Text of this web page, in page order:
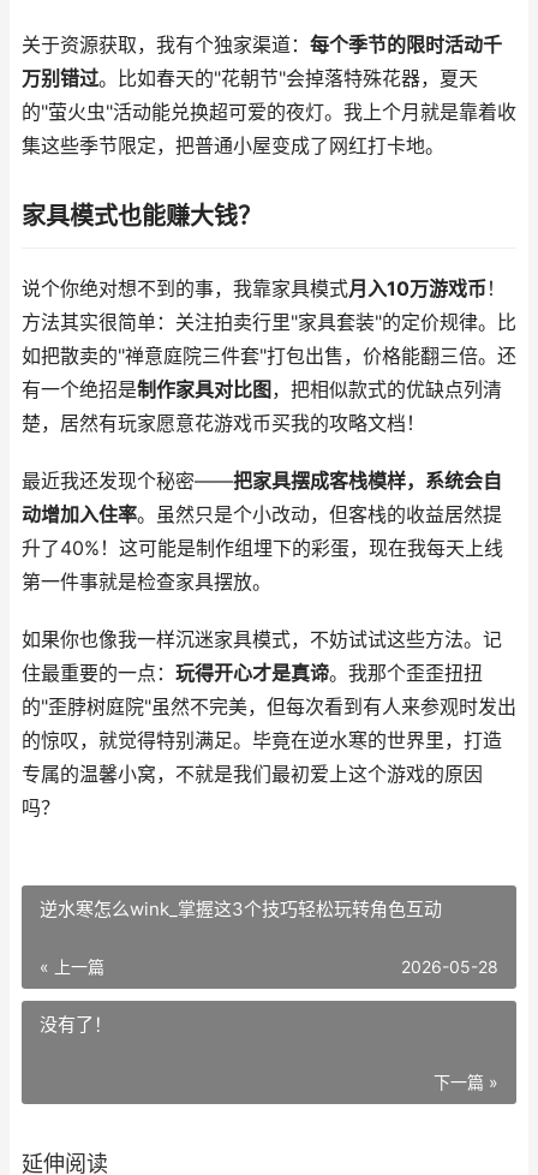
关于资源获取，我有个独家渠道： 每个季节的限时活动千
万别错过。比如春天的"花朝节"会掉落特殊花器，夏天
的"萤火虫"活动能兑换超可爱的夜灯。我上个月就是靠着收
集这些季节限定，把普通小屋变成了网红打卡地。
家具模式也能赚大钱？
说个你绝对想不到的事，我靠家具模式月入10万游戏币！
方法其实很简单：关注拍卖行里"家具套装"的定价规律。比
如把散卖的"禅意庭院三件套"打包出售，价格能翻三倍。还
有一个绝招是制作家具对比图 ，把相似款式的优缺点列清
楚，居然有玩家愿意花游戏币买我的攻略文档！
最近我还发现个秘密——把家具摆成客栈模样，系统会自
动增加入住率。虽然只是个小改动，但客栈的收益居然提
升了40%！这可能是制作组埋下的彩蛋，现在我每天上线
第一件事就是检查家具摆放。
如果你也像我一样沉迷家具模式，不妨试试这些方法。记
住最重要的一点： 玩得开心才是真谛。我那个歪歪扭扭
的"歪脖树庭院"虽然不完美，但每次看到有人来参观时发出
的惊叹，就觉得特别满足。毕竟在逆水寒的世界里，打造
专属的温馨小窝，不就是我们最初爱上这个游戏的原因
吗？
逆水寒怎么wink_掌握这3个技巧轻松玩转角色互动
« 上一篇 2026-05-28
没有了！
下一篇 »
延伸阅读